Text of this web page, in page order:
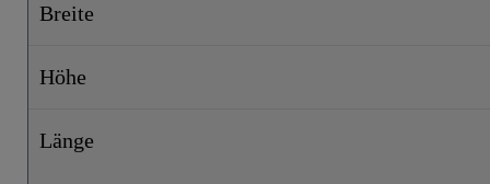
Breite
Höhe
Länge